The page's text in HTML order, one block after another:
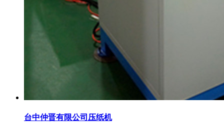
台中仲晋有限公司压纸机